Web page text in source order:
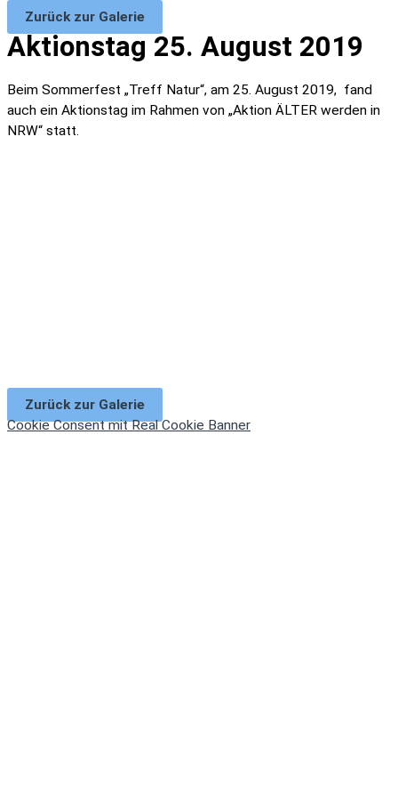
Zurück zur Galerie
Aktionstag 25. August 2019
Beim Sommerfest „Treff Natur“, am 25. August 2019, fand
auch ein Aktionstag im Rahmen von „Aktion ÄLTER werden in
NRW“ statt.
Zurück zur Galerie
Cookie Consent mit Real Cookie Banner